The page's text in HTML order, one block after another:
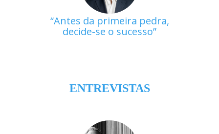
Antes da primeira pedra,
decide-se o sucesso
ENTREVISTAS